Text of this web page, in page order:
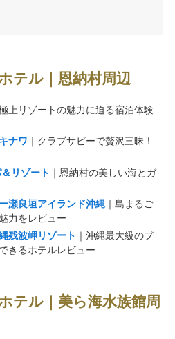
テル｜恩納村周辺
上リゾートの魅力に迫る宿泊体験
ナワ ｜クラブサビーで贅沢三昧！
リゾート ｜恩納村の美しい海とガ
瀬良垣アイランド沖縄｜島まるご
力をレビュー
残波岬リゾート ｜沖縄最大級のプ
きるホテルレビュー
テル｜美ら海水族館周